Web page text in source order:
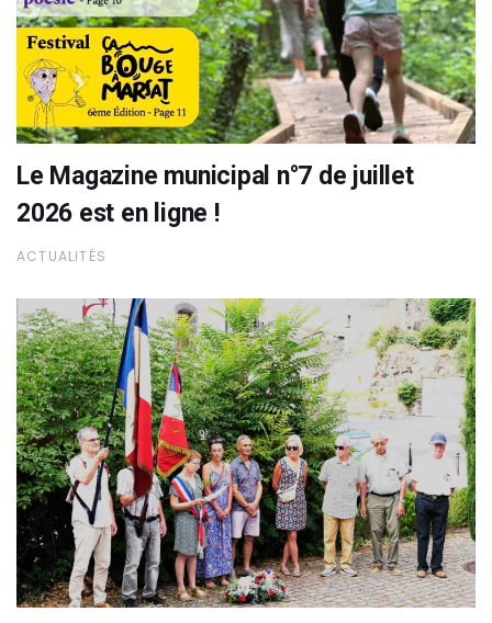
Le Magazine municipal n°7 de juillet
2026 est en ligne !
ACTUALITÉS